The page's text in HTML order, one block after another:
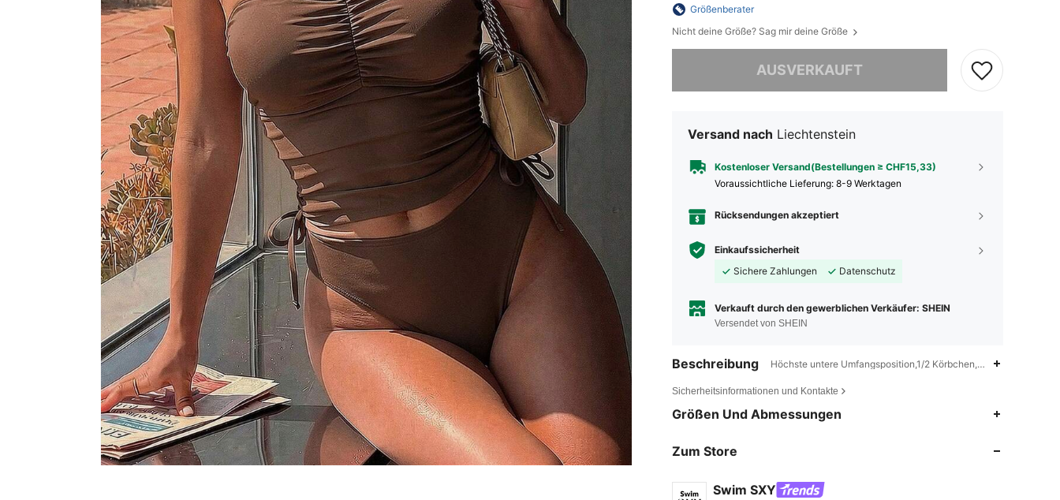
Größenberater
Nicht deine Größe? Sag mir deine Größe
AUSVERKAUFT
Sorry, dieses Produkt ist ausverkauft.
Versand nach Liechtenstein
Kostenloser Versand(Bestellungen ≥ CHF15,33)
Voraussichtliche Lieferung: 8-9 Werktagen
Rücksendungen akzeptiert
Einkaufssicherheit
Sichere Zahlungen
Datenschutz
Verkauft durch den gewerblichen Verkäufer: SHEIN
Versendet von SHEIN
Beschreibung Höchste untere Umfangsposition,1/2 Körbchen,Bandeau
Sicherheitsinformationen und Kontakte
Größen Und Abmessungen
Zum Store
Swim SXY
4,83